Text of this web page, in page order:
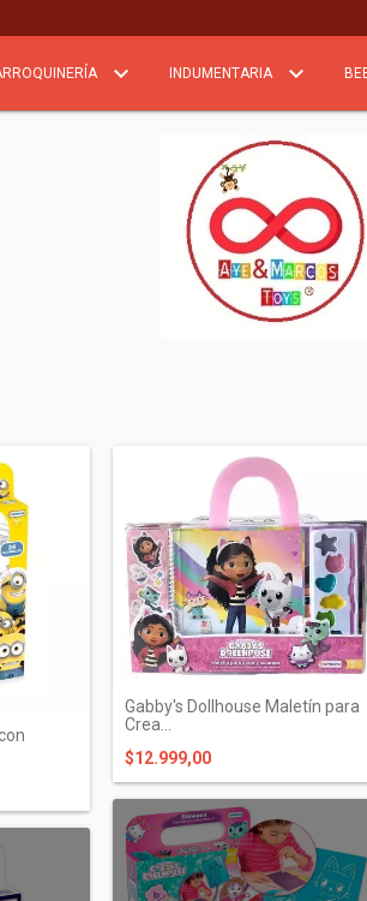
INDUMENTARIA
Gabby's Dollhouse Maletín para
Crea...
$12.999,00